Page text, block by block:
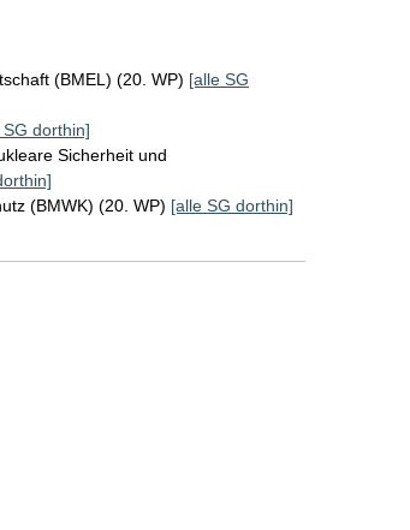
(BMEL) (20. WP) [alle SG
SG dorthin]
Sicherheit und
(BMWK) (20. WP) [alle SG dorthin]